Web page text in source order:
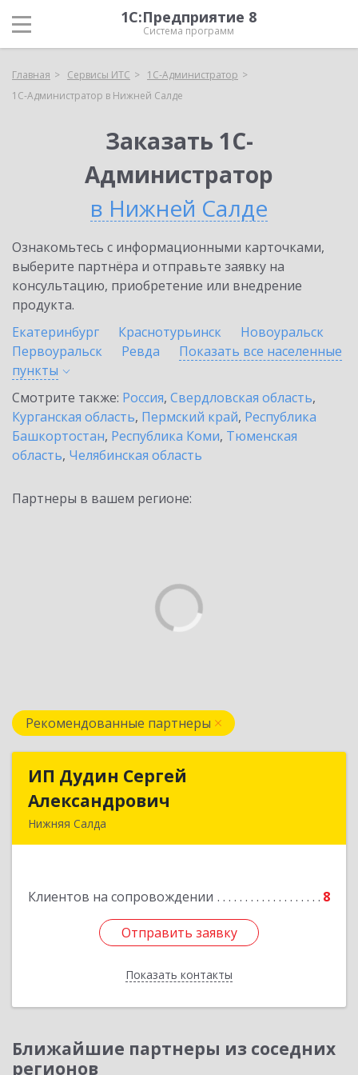
1С:Предприятие 8
Система программ
Главная Сервисы ИТС
1С-Администратор
1С-Администратор в Нижней Салде
Заказать 1С-
Администратор
в Нижней Салде
Ознакомьтесь с информационными карточками,
выберите партнёра и отправьте заявку на
консультацию, приобретение или внедрение
продукта.
Екатеринбург
Краснотурьинск
Новоуральск
Первоуральск
Ревда
Показать все населенные
пункты
Смотрите также: Россия, Свердловская область,
Курганская область, Пермский край, Республика
Башкортостан, Республика Коми, Тюменская
область, Челябинская область
Партнеры в вашем регионе:
Рекомендованные партнеры
ИП Дудин Сергей
Александрович
Нижняя Салда
Клиентов на сопровождении 8
Отправить заявку
Показать контакты
ИП Дудин Сергей
Подробнее
Отправить заявку
Назад
Ближайшие партнеры из соседних
регионов